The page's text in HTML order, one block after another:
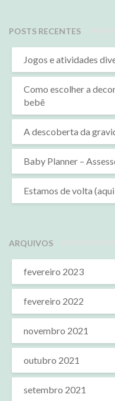
POSTS RECENTES
Jogos e atividades
Como escolher a
bebê
A descoberta da
Baby Planner –
Estamos de volta
ARQUIVOS
fevereiro 2023
fevereiro 2022
novembro 2021
outubro 2021
setembro 2021